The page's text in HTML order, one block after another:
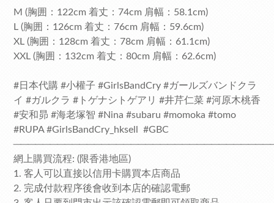
M (胸囲：122cm 着丈：74cm 肩幅：58.1cm)
L (胸囲：126cm 着丈：76cm 肩幅：59.6cm)
XL (胸囲：128cm 着丈：78cm 肩幅：61.1cm)
XXL (胸囲：132cm 着丈：80cm 肩幅：62.6cm)
#日本代購 #小權子 #GirlsBandCry #ガールズバンドクラ
イ #ガルクラ #トゲナシトゲアリ #井芹仁菜 #河原木桃香
#安和昴 #海老塚智 #Nina #subaru #momoka #tomo
#RUPA #GirlsBandCry_hksell #GBC
網上購買流程: (限香港地區)
1. 客人可以直接以信用卡購買本店商品
2. 完成付款程序後會收到本店的確認電郵